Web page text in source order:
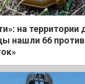
на территории
нашли 66